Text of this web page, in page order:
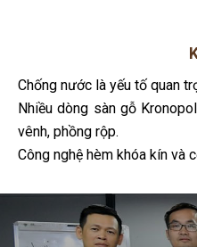
Nhiều dòng sàn gỗ